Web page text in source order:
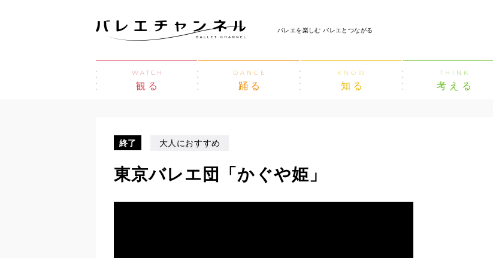
バレエを楽しむ バレエとつながる
WATCH
観る
DANCE
踊る
KNOW
知る
THINK
考える
終了 大人におすすめ
東京バレエ団「かぐや姫」